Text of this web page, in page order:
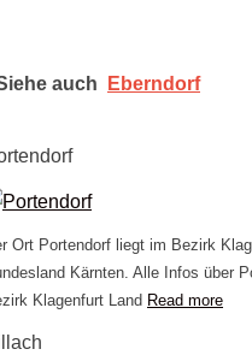
auch Eberndorf
Ort Portendorf liegt im Bezirk
Kärnten. Alle Infos über
Klagenfurt Land Read more